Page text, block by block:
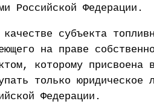
Российской Федерации.
субъекта
на праве
которому присвоена
только юридическое
Федерации.